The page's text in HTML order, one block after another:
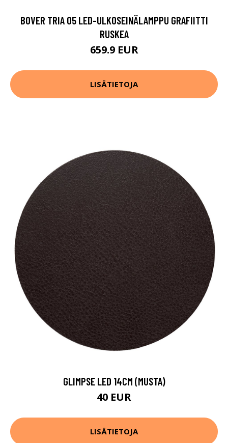
BOVER TRIA 05 LED-ULKOSEINÄLAMPPU GRAFIITTI
RUSKEA
659.9 EUR
LISÄTIETOJA
GLIMPSE LED 14CM (MUSTA)
40 EUR
LISÄTIETOJA